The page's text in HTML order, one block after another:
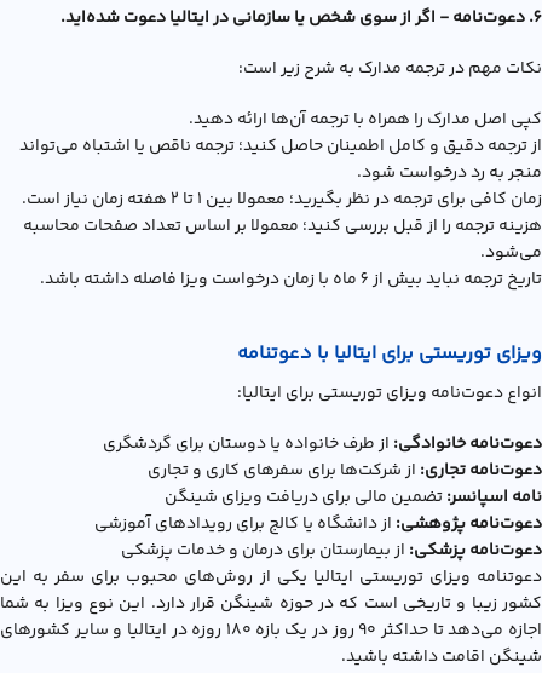
6. دعوت‌نامه - اگر از سوی شخص یا سازمانی در ایتالیا دعوت شده‌اید.
نکات مهم در ترجمه مدارک به شرح زیر است:
کپی اصل مدارک را همراه با ترجمه آن‌ها ارائه دهید.
از ترجمه دقیق و کامل اطمینان حاصل کنید؛ ترجمه ناقص یا اشتباه می‌تواند
منجر به رد درخواست شود.
زمان کافی برای ترجمه در نظر بگیرید؛ معمولا بین 1 تا 2 هفته زمان نیاز است.
هزینه ترجمه را از قبل بررسی کنید؛ معمولا بر اساس تعداد صفحات محاسبه
می‌شود.
تاریخ ترجمه نباید بیش از 6 ماه با زمان درخواست ویزا فاصله داشته باشد.
ویزای توریستی برای ایتالیا با دعوتنامه
انواع دعوت‌نامه ویزای توریستی برای ایتالیا:
دعوت‌نامه خانوادگی: از طرف خانواده یا دوستان برای گردشگری
دعوت‌نامه تجاری: از شرکت‌ها برای سفرهای کاری و تجاری
نامه اسپانسر:تضمین مالی برای دریافت ویزای شینگن
دعوت‌نامه پژوهشی: از دانشگاه یا کالج برای رویدادهای آموزشی
دعوت‌نامه پزشکی: از بیمارستان برای درمان و خدمات پزشکی
دعوتنامه ویزای توریستی ایتالیا یکی از روش‌های محبوب برای سفر به این
کشور زیبا و تاریخی است که در حوزه شینگن قرار دارد. این نوع ویزا به شما
اجازه می‌دهد تا حداکثر ۹۰ روز در یک بازه ۱۸۰ روزه در ایتالیا و سایر کشورهای
شینگن اقامت داشته باشید.